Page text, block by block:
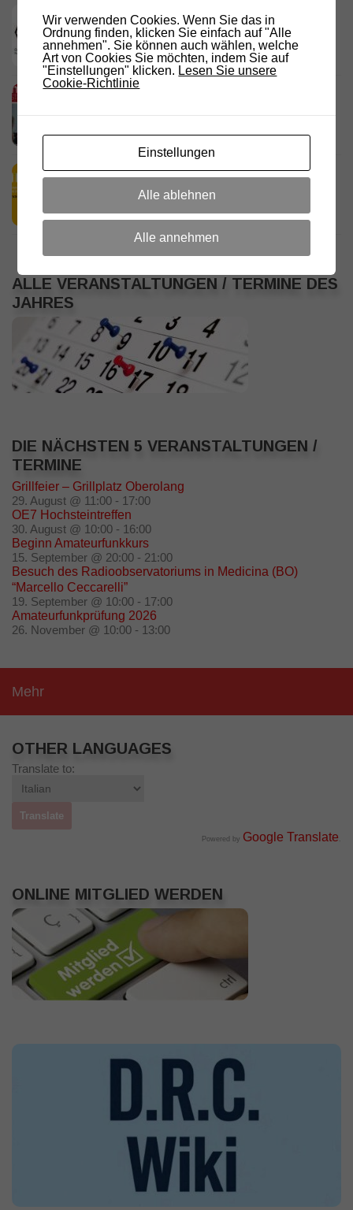
DARC Rundspruch 29/2026
23. JULI 2026
D.R.C. in den Medien – Meraner
HamRadio Friedrichshafen 2026
11. JULI 2026
ALLE VERANSTALTUNGEN / TERMINE DES
JAHRES
DIE NÄCHSTEN 5 VERANSTALTUNGEN /
TERMINE
Grillfeier – Grillplatz Oberolang
29. August @ 11:00 - 17:00
OE7 Hochsteintreffen
30. August @ 10:00 - 16:00
Beginn Amateurfunkkurs
15. September @ 20:00 - 21:00
Besuch des Radioobservatoriums in Medicina (BO)
“Marcello Ceccarelli”
19. September @ 10:00 - 17:00
Amateurfunkprüfung 2026
26. November @ 10:00 - 13:00
Mehr
OTHER LANGUAGES
Translate to:
Powered by Google Translate .
ONLINE MITGLIED WERDEN
Wir verwenden Cookies. Wenn Sie das in
Ordnung finden, klicken Sie einfach auf "Alle
annehmen". Sie können auch wählen, welche
Art von Cookies Sie möchten, indem Sie auf
"Einstellungen" klicken. Lesen Sie unsere
Cookie-Richtlinie
Einstellungen
Alle ablehnen
Alle annehmen